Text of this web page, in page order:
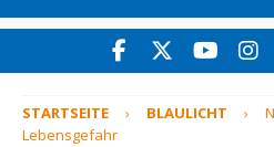
STARTSEITE BLAULICHT
Lebensgefahr